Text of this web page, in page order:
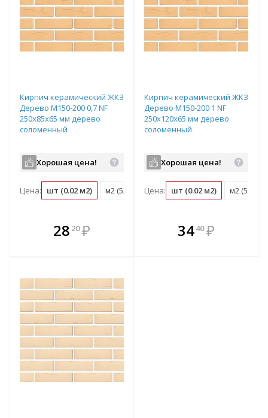
Кирпич керамический ЖКЗ
Дерево М150-200 0,7 NF
250х85х65 мм дерево
соломенный
Хорошая цена!
Цена: шт (0.02 м2) м2 (52 шт) поддон (720 шт)
28 20 ₽
В комплекте
всегда выгоднее!
Кирпич керамический ЖКЗ
Дерево М150-200 1 NF
250х120х65 мм дерево
соломенный
Хорошая цена!
Цена: шт (0.02 м2) м2 (52 шт)
В комплекте
всегда выгоднее!
3440 ₽